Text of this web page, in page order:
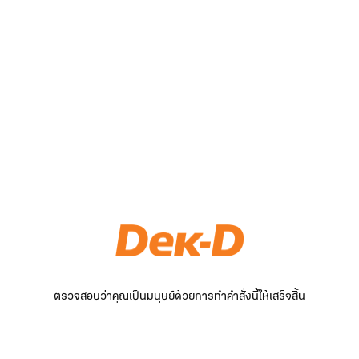
ตรวจสอบว่าคุณเป็นมนุษย์ด้วยการทำคำสั่งนี้ให้เสร็จสิ้น